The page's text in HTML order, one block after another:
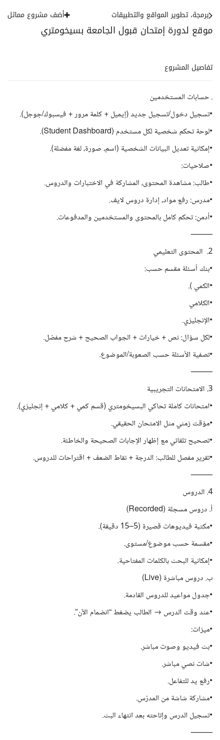
موقع لدورة إمتحان قبول الجامعة بسيخومتري
برمجة، تطوير المواقع والتطبيقات أضف مشروع مماثل
تفاصيل المشروع
. حسابات المستخدمين
•تسجيل دخول/تسجيل جديد (إيميل + كلمة مرور + فيسبوك/جوجل).
•لوحة تحكم شخصية لكل مستخدم (Student Dashboard).
•إمكانية تعديل البيانات الشخصية (اسم، صورة، لغة مفضلة).
•صلاحيات:
•طالب: مشاهدة المحتوى، المشاركة في الاختبارات والدروس.
•مدرس: رفع مواد، إدارة دروس لايف.
•أدمن: تحكم كامل بالمحتوى والمستخدمين والمدفوعات.
⸻
2. ️ المحتوى التعليمي
•بنك أسئلة مقسم حسب:
•الكمي ).
•الكلامي
•الإنجليزي.
•لكل سؤال: نص + خيارات + الجواب الصحيح + شرح مفصّل.
•تصفية الأسئلة حسب الصعوبة/الموضوع.
⸻
3. الامتحانات التجريبية
•امتحانات كاملة تحاكي البسيخومتري (قسم كمي + كلامي + إنجليزي).
•مؤقت زمني مثل الامتحان الحقيقي.
•تصحيح تلقائي مع إظهار الإجابات الصحيحة والخاطئة.
•تقرير مفصل للطالب: الدرجة + نقاط الضعف + اقتراحات للدروس.
⸻
4. الدروس
أ. دروس مسجلة (Recorded)
•مكتبة فيديوهات قصيرة (5–15 دقيقة).
•مقسمة حسب موضوع/مستوى.
•إمكانية البحث بالكلمات المفتاحية.
ب. دروس مباشرة (Live)
•جدول مواعيد للدروس القادمة.
•عند وقت الدرس → الطالب يضغط “انضمام الآن”.
•ميزات:
•بث فيديو وصوت مباشر.
•شات نصي مباشر.
•رفع يد للتفاعل.
•مشاركة شاشة من المدرّس.
•تسجيل الدرس وإتاحته بعد انتهاء البث.
⸻